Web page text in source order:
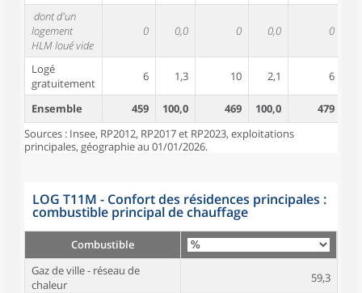
dont d'un
logement
HLM loué vide
0 0,0 0 0,0 0
Logé
gratuitement
6 1,3 10 2,1 6
Ensemble 459 100,0 469 100,0 479
Sources : Insee, RP2012, RP2017 et RP2023, exploitations
principales, géographie au 01/01/2026.
LOG T11M - Confort des résidences principales :
combustible principal de chauffage
Combustible
Gaz de ville - réseau de
chaleur
59,3